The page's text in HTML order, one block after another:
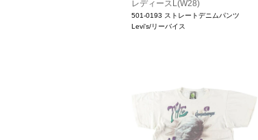
レディースL(W28)
501-0193 ストレートデニムパンツ
Levi's/リーバイス